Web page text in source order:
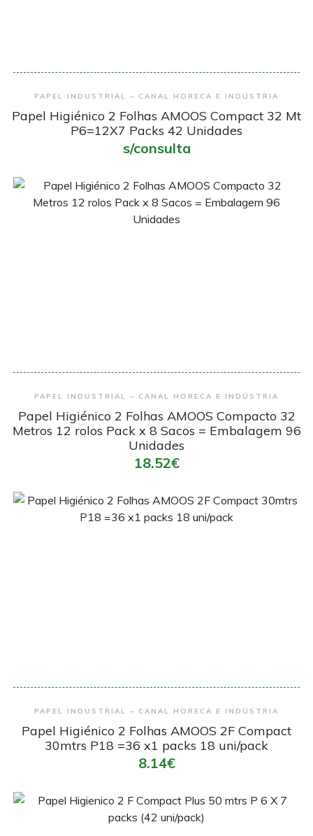
Encomendar
PAPEL INDUSTRIAL – CANAL HORECA E INDÚSTRIA
Papel Higiénico 2 Folhas AMOOS Compact 32 Mt
P6=12X7 Packs 42 Unidades
s/consulta
Encomendar
PAPEL INDUSTRIAL – CANAL HORECA E INDÚSTRIA
Papel Higiénico 2 Folhas AMOOS Compacto 32
Metros 12 rolos Pack x 8 Sacos = Embalagem 96
Unidades
18.52€
Encomendar
PAPEL INDUSTRIAL – CANAL HORECA E INDÚSTRIA
Papel Higiénico 2 Folhas AMOOS 2F Compact
30mtrs P18 =36 x1 packs 18 uni/pack
8.14€